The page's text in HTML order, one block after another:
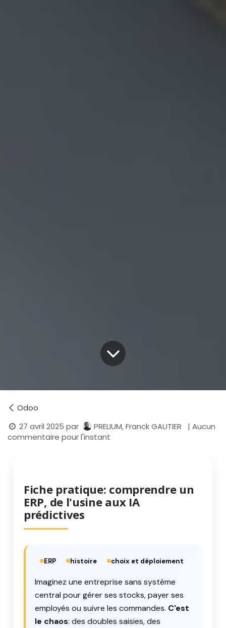
Odoo
27 avril 2025 par PRELIUM, Franck GAUTIER
| Aucun
commentaire pour l'instant
Fiche pratique: comprendre un
ERP, de l'usine aux IA
prédictives
ERP histoire choix et déploiement
Imaginez une entreprise sans système
central pour gérer ses stocks, payer ses
employés ou suivre les commandes. C'est
le chaos: des doubles saisies, des